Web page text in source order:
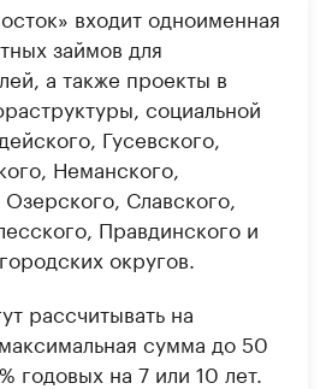
входит одноименная
займов для
а также проекты в
социальной
Гусевского,
Неманского,
Славского,
Правдинского и
округов.
рассчитывать на
сумма до 50
годовых на 7 или 10 лет.